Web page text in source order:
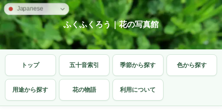
ふくふくろう｜花の写真館
トップ 五十音索引 季節から探す 色から探す
用途から探す 花の物語 利用について
Japanese